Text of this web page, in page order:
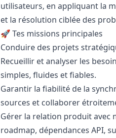
utilisateurs, en appliquant la
et la résolution ciblée des
🚀 Tes missions principales
Conduire des projets
Recueillir et analyser les
simples, fluides et fiables.
Garantir la fiabilité de la
sources et collaborer
Gérer la relation produit avec
roadmap, dépendances API,